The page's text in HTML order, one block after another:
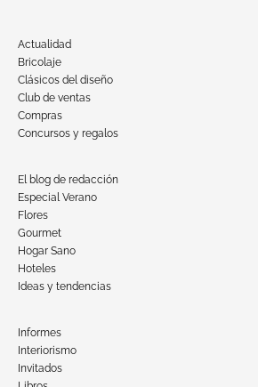
Actualidad
Bricolaje
Clásicos del diseño
Club de ventas
Compras
Concursos y regalos
El blog de redacción
Especial Verano
Flores
Gourmet
Hogar Sano
Hoteles
Ideas y tendencias
Informes
Interiorismo
Invitados